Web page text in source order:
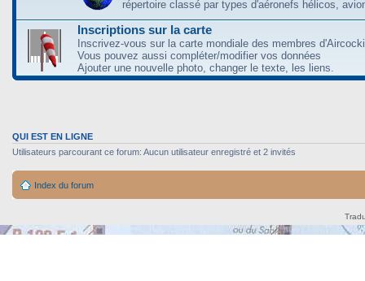
répertoire classé par types d'aéronefs hélicos,
Inscriptions sur la carte
Inscrivez-vous sur la carte mondiale des membres
Vous pouvez aussi compléter/modifier vos données
Ajouter une nouvelle photo, changer le texte, les liens.
QUI EST EN LIGNE
Utilisateurs parcourant ce forum: Aucun utilisateur enregistré et 2 invités
Index du forum